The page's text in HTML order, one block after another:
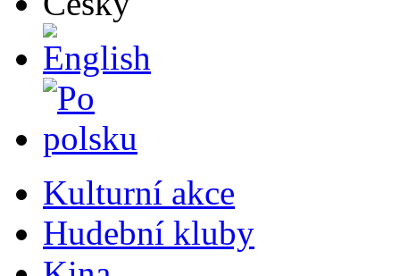
Kulturní akce
Hudební kluby